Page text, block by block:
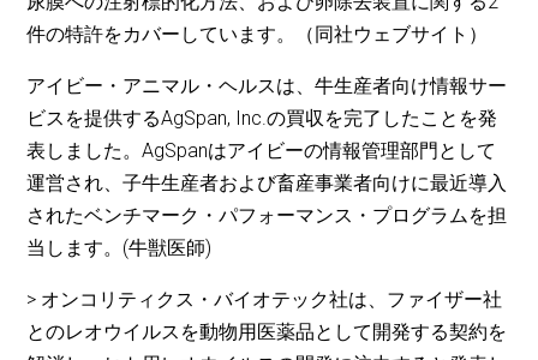
件の特許をカバーしています。（同社ウェブサイト）
アイビー・アニマル・ヘルスは、牛生産者向け情報サー
ビスを提供するAgSpan, Inc.の買収を完了したことを発
表しました。AgSpanはアイビーの情報管理部門として
運営され、子牛生産者および畜産事業者向けに最近導入
されたベンチマーク・パフォーマンス・プログラムを担
当します。(牛獣医師)
> オンコリティクス・バイオテック社は、ファイザー社
とのレオウイルスを動物用医薬品として開発する契約を